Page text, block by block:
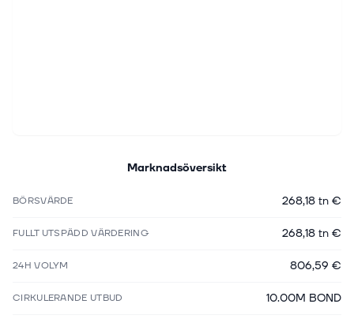
Marknadsöversikt
BÖRSVÄRDE 268,18 tn €
FULLT UTSPÄDD VÄRDERING 268,18 tn €
24H VOLYM 806,59 €
CIRKULERANDE UTBUD 10.00M BOND